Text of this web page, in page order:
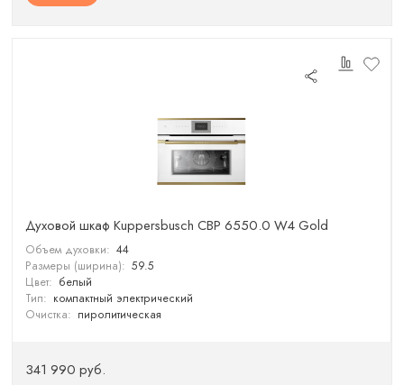
Духовой шкаф Kuppersbusch CBP 6550.0 W4 Gold
Объем духовки: 44
Размеры (ширина): 59.5
Цвет: белый
Тип: компактный электрический
Очистка: пиролитическая
341 990 руб.